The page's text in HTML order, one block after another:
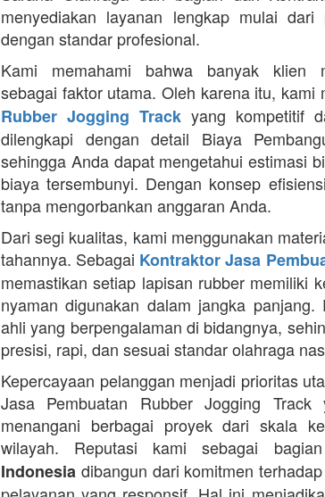
menyediakan layanan lengkap mulai dari
dengan standar profesional.
Kami memahami bahwa banyak klien
sebagai faktor utama. Oleh karena itu, kami
Rubber Jogging Track yang kompetitif
dilengkapi dengan detail Biaya
sehingga Anda dapat mengetahui estimasi
biaya tersembunyi. Dengan konsep
tanpa mengorbankan anggaran Anda.
Dari segi kualitas, kami menggunakan
tahannya. Sebagai Kontraktor Jasa
memastikan setiap lapisan rubber memiliki
nyaman digunakan dalam jangka
ahli yang berpengalaman di bidangnya,
presisi, rapi, dan sesuai standar olahraga
Kepercayaan pelanggan menjadi prioritas
Jasa Pembuatan Rubber Jogging
menangani berbagai proyek dari skala
wilayah. Reputasi kami sebagai
Indonesia dibangun dari komitmen